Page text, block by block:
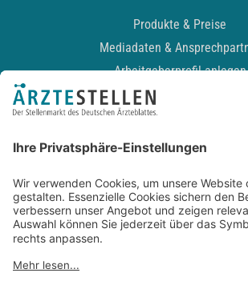
Produkte & Preise
Mediadaten &
Arbeitgeberprofil anlegen
Recruiting-Podcast
Kontakt
Datenschutz
Newsletter